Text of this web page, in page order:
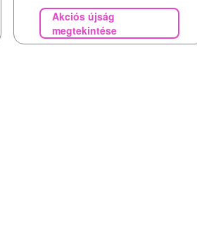
Akciós újság
megtekintése